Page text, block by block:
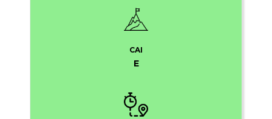
CAI
E